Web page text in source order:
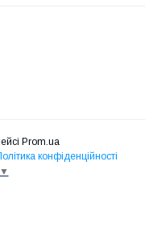
Prom.ua
конфіденційності
▼